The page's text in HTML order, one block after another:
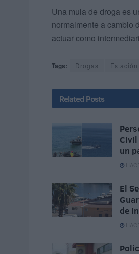
Una mula de droga es
normalmente a cambio
actuar como
Tags: Drogas
Related Posts
Civil
un
El
de